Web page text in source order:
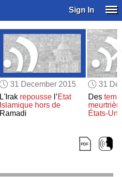
Sign In
31 December 2015
L'Irak repoussel’État
Islamique hors de
Ramadi
31
Des
États-